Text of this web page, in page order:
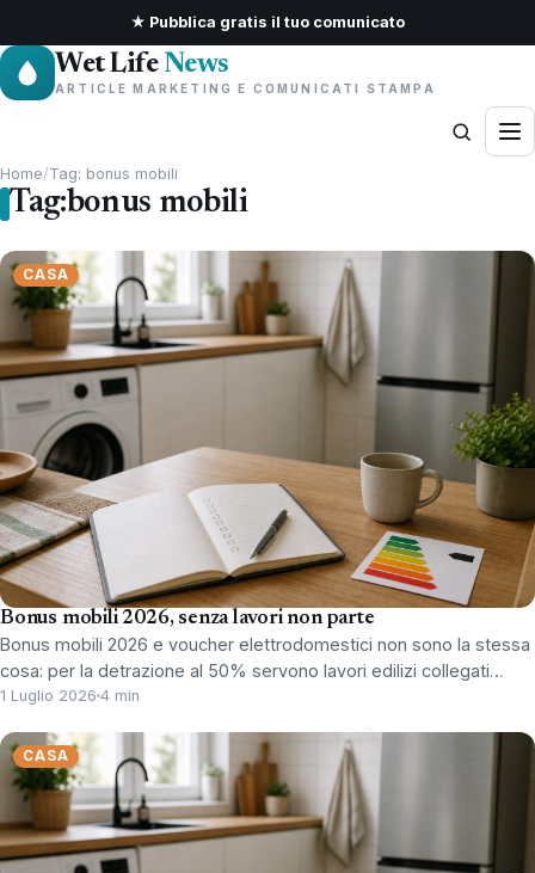
★ Pubblica gratis il tuo comunicato
Wet Life News
ARTICLE MARKETING E COMUNICATI STAMPA
Home/Tag: bonus mobili
Tag:bonus mobili
CASA
Bonus mobili 2026, senza lavori non parte
Bonus mobili 2026 e voucher elettrodomestici non sono la stessa
cosa: per la detrazione al 50% servono lavori edilizi collegati…
1 Luglio 2026 4 min
CASA